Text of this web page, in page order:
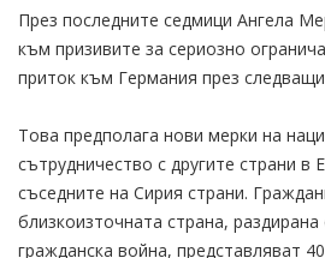
През последните седмици Ангела
към призивите за сериозно
приток към Германия през
Това предполага нови мерки на
сътрудничество с другите страни в
съседните на Сирия страни.
близкоизточната страна,
гражданска война, представляват